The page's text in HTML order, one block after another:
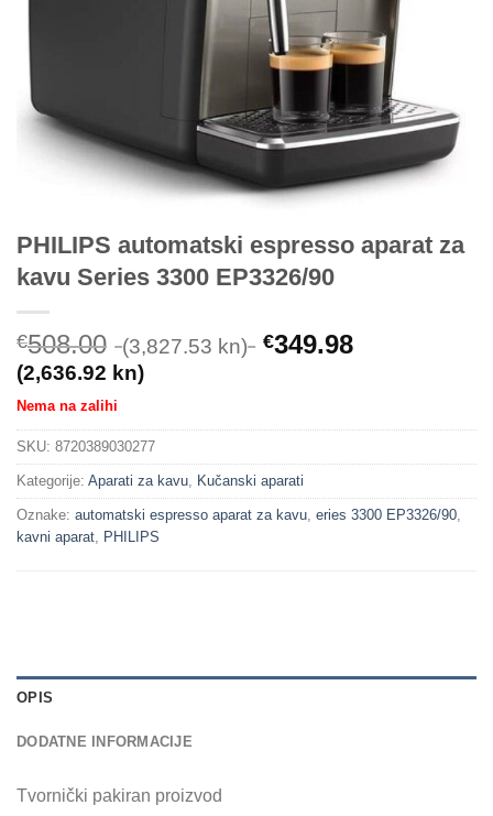
PHILIPS automatski espresso aparat za
kavu Series 3300 EP3326/90
€508.00 (3,827.53 kn) €349.98
(2,636.92 kn)
Nema na zalihi
SKU: 8720389030277
Kategorije: Aparati za kavu Kučanski aparati
Oznake: automatski espresso aparat za kavu eries 3300 EP3326/90
kavni aparat
PHILIPS
OPIS
DODATNE INFORMACIJE
Tvornički pakiran proizvod